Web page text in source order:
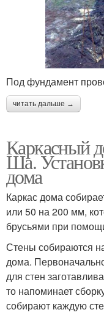
Под фундамент
читать дальше →
Каркасный
Ша.
дома
Каркас дома
или 50 на 200 мм,
брусьями при
Стены собираются
дома.
для стен
то напоминает
собирают каждую